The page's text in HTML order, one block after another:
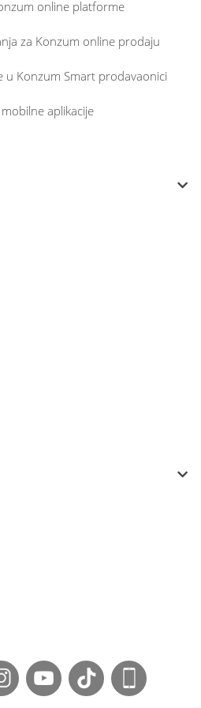
online platforme
za Konzum online prodaju
u Konzum Smart prodavaonici
aplikacije